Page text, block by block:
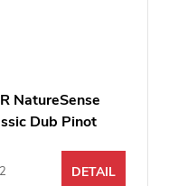
NatureSense
Dub Pinot
DETAIL